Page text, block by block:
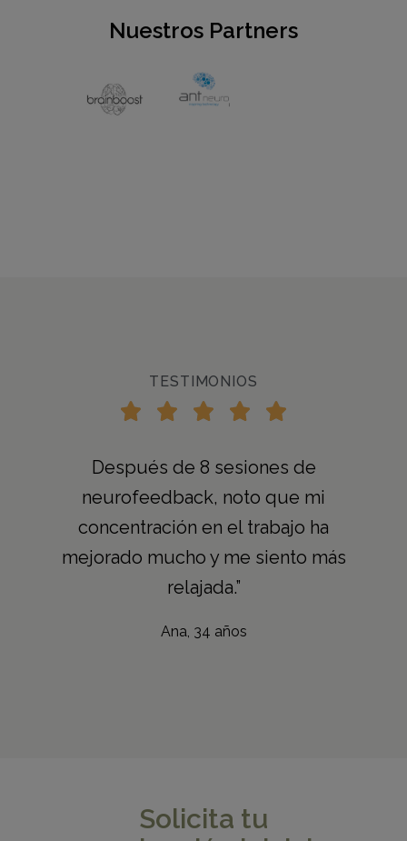
Nuestros Partners
TESTIMONIOS
Después de 8 sesiones de
neurofeedback, noto que mi
concentración en el trabajo ha
mejorado mucho y me siento más
relajada.”
Ana, 34 años
Solicita tu